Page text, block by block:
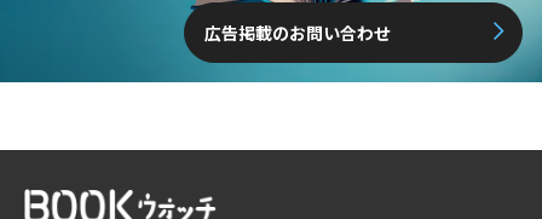
広告掲載のお問い合わせ